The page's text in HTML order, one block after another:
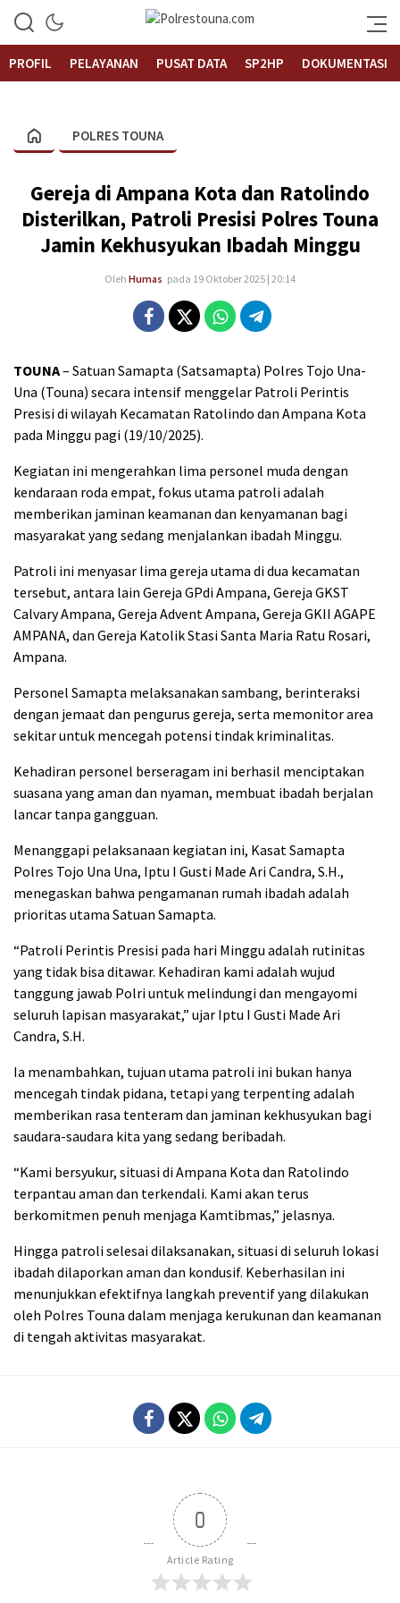
PROFIL
PELAYANAN PUSAT DATA SP2HP DOKUMENTASI
POLRES TOUNA
Gereja di Ampana Kota dan Ratolindo
Disterilkan, Patroli Presisi Polres Touna
Jamin Kekhusyukan Ibadah Minggu
Oleh Humas pada 19 Oktober 2025 | 20:14
TOUNA– Satuan Samapta (Satsamapta) Polres Tojo Una-
Una (Touna) secara intensif menggelar Patroli Perintis
Presisi di wilayah Kecamatan Ratolindo dan Ampana Kota
pada Minggu pagi (19/10/2025).
Kegiatan ini mengerahkan lima personel muda dengan
kendaraan roda empat, fokus utama patroli adalah
memberikan jaminan keamanan dan kenyamanan bagi
masyarakat yang sedang menjalankan ibadah Minggu.
Patroli ini menyasar lima gereja utama di dua kecamatan
tersebut, antara lain Gereja GPdi Ampana, Gereja GKST
Calvary Ampana, Gereja Advent Ampana, Gereja GKII AGAPE
AMPANA, dan Gereja Katolik Stasi Santa Maria Ratu Rosari,
Ampana.
Personel Samapta melaksanakan sambang, berinteraksi
dengan jemaat dan pengurus gereja, serta memonitor area
sekitar untuk mencegah potensi tindak kriminalitas.
Kehadiran personel berseragam ini berhasil menciptakan
suasana yang aman dan nyaman, membuat ibadah berjalan
lancar tanpa gangguan.
Menanggapi pelaksanaan kegiatan ini, Kasat Samapta
Polres Tojo Una Una, Iptu I Gusti Made Ari Candra, S.H.,
menegaskan bahwa pengamanan rumah ibadah adalah
prioritas utama Satuan Samapta.
“Patroli Perintis Presisi pada hari Minggu adalah rutinitas
yang tidak bisa ditawar. Kehadiran kami adalah wujud
tanggung jawab Polri untuk melindungi dan mengayomi
seluruh lapisan masyarakat,” ujar Iptu I Gusti Made Ari
Candra, S.H.
Ia menambahkan, tujuan utama patroli ini bukan hanya
mencegah tindak pidana, tetapi yang terpenting adalah
memberikan rasa tenteram dan jaminan kekhusyukan bagi
saudara-saudara kita yang sedang beribadah.
“Kami bersyukur, situasi di Ampana Kota dan Ratolindo
terpantau aman dan terkendali. Kami akan terus
berkomitmen penuh menjaga Kamtibmas,” jelasnya.
Hingga patroli selesai dilaksanakan, situasi di seluruh lokasi
ibadah dilaporkan aman dan kondusif. Keberhasilan ini
menunjukkan efektifnya langkah preventif yang dilakukan
oleh Polres Touna dalam menjaga kerukunan dan keamanan
di tengah aktivitas masyarakat.
0
Article Rating